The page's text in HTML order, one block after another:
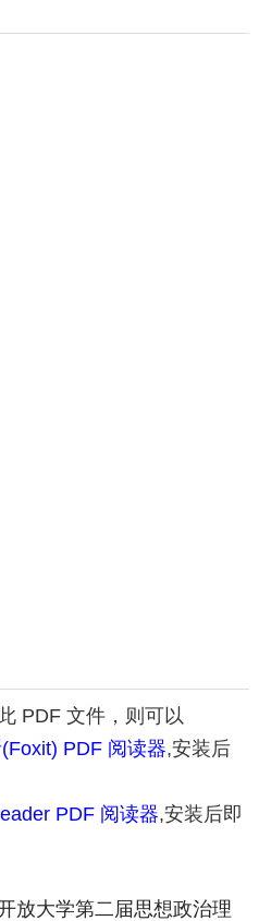
PDF 文件，则可以
PDF 阅读器,安装后
PDF 阅读器,安装后即
放大学第二届思想政治理